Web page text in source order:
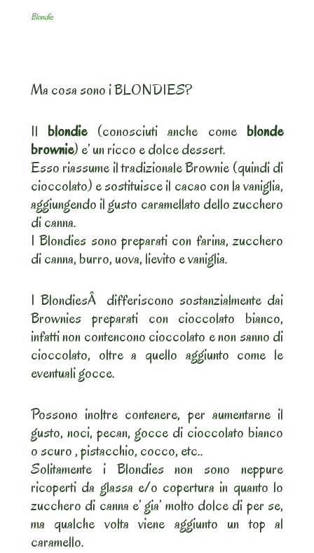
Blondie
Ma cosa sono i BLONDIES?
Il blondie(conosciuti anche come blonde
brownie) e’ un ricco e dolce dessert.
Esso riassume il tradizionale Brownie (quindi di
cioccolato) e sostituisce il cacao con la vaniglia,
aggiungendo il gusto caramellato dello zucchero
di canna.
I Blondies sono preparati con farina, zucchero
di canna, burro, uova, lievito e vaniglia.
I BlondiesÂ differiscono sostanzialmente dai
Brownies preparati con cioccolato bianco,
infatti non contencono cioccolato e non sanno di
cioccolato, oltre a quello aggiunto come le
eventuali gocce.
Possono inoltre contenere, per aumentarne il
gusto, noci, pecan, gocce di cioccolato bianco
o scuro , pistacchio, cocco, etc..
Solitamente i Blondies non sono neppure
ricoperti da glassa e/o copertura in quanto lo
zucchero di canna e’ gia’ molto dolce di per se,
ma qualche volta viene aggiunto un top al
caramello.